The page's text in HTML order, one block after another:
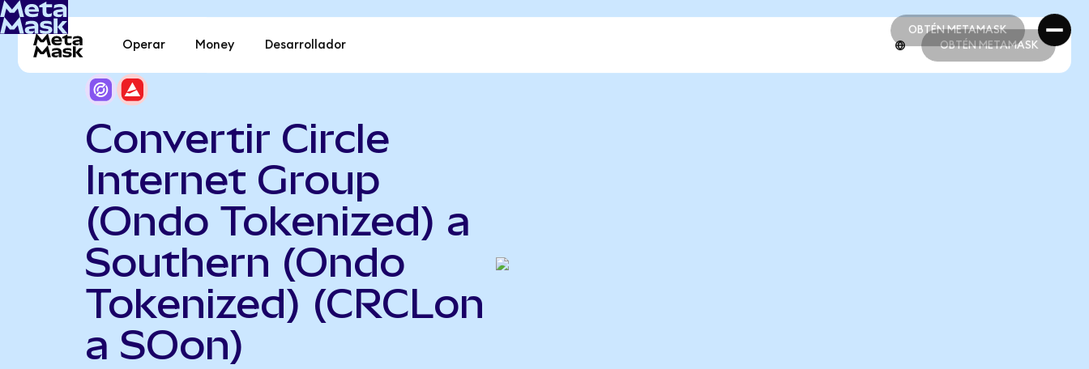
OBTÉN METAMASK
OBTÉN METAMASK
Operar Money Desarrollador OBTÉN METAMASK
Convertir Circle
Internet Group
(Ondo Tokenized) a
Southern (Ondo
Tokenized) (CRCLon
a SOon)